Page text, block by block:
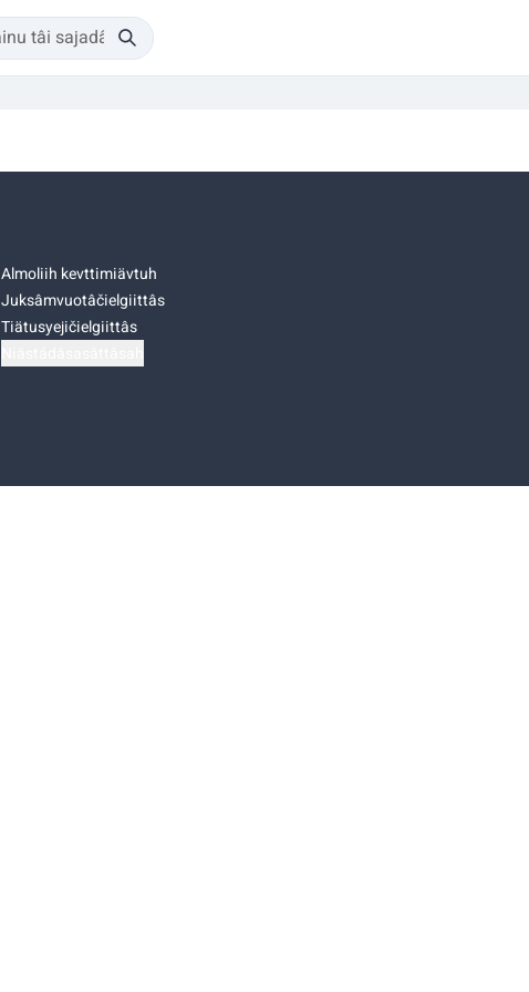
Almoliih kevttimiävtuh
Juksâmvuotâčielgiittâs
Tiätusyejičielgiittâs